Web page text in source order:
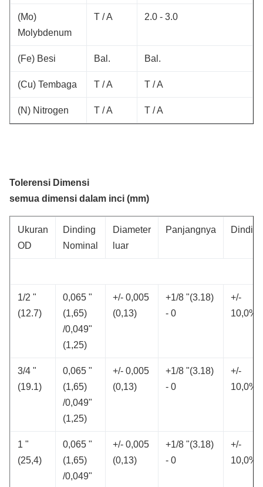
(Mo)
Molybdenum
T / A 2.0 - 3.0
(Fe) Besi Bal. Bal.
(Cu) Tembaga T / A T / A
(N) Nitrogen T / A T / A
Tolerensi Dimensi
semua dimensi dalam inci (mm)
Ukuran
OD
Dinding
Nominal
Diameter
luar
Panjangnya Dinding
1/2 "
(12.7)
0,065 "
(1,65)
/0,049"
(1,25)
+/- 0,005
(0,13)
+1/8 "(3.18)
- 0
+/-
10,0%
3/4 "
(19.1)
0,065 "
(1,65)
/0,049"
(1,25)
+/- 0,005
(0,13)
+1/8 "(3.18)
- 0
+/-
10,0%
1 "
(25,4)
0,065 "
(1,65)
/0,049"
+/- 0,005
(0,13)
+1/8 "(3.18)
- 0
+/-
10,0%